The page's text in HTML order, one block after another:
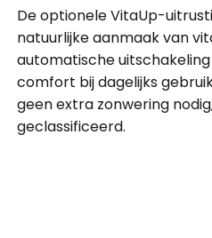
De optionele VitaUp-
natuurlijke aanmaak van
automatische
comfort bij dagelijks
geen extra zonwering
geclassificeerd.